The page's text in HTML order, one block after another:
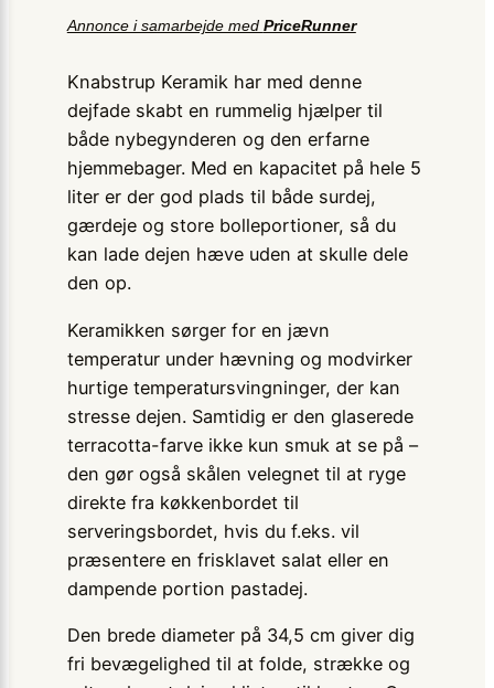
Annonce i samarbejde med PriceRunner
Knabstrup Keramik har med denne
dejfade skabt en rummelig hjælper til
både nybegynderen og den erfarne
hjemmebager. Med en kapacitet på hele 5
liter er der god plads til både surdej,
gærdeje og store bolleportioner, så du
kan lade dejen hæve uden at skulle dele
den op.
Keramikken sørger for en jævn
temperatur under hævning og modvirker
hurtige temperatursvingninger, der kan
stresse dejen. Samtidig er den glaserede
terracotta-farve ikke kun smuk at se på –
den gør også skålen velegnet til at ryge
direkte fra køkkenbordet til
serveringsbordet, hvis du f.eks. vil
præsentere en frisklavet salat eller en
dampende portion pastadej.
Den brede diameter på 34,5 cm giver dig
fri bevægelighed til at folde, strække og